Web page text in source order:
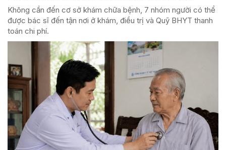
Không cần đến cơ sở khám chữa bệnh, 7 nhóm người có thể
được bác sĩ đến tận nơi ở khám, điều trị và Quỹ BHYT thanh
toán chi phí.